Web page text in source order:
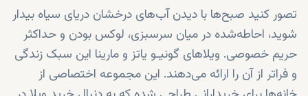
تصور کنید صبح‌ها با دیدن آب‌های درخشان دریای سیاه بیدار
شوید، احاطه‌شده در میان سرسبزی، لوکس بودن و حداکثر
حریم خصوصی. ویلاهای گونیـو یاتز و مارینا این سبک زندگی
و فراتر از آن را ارائه می‌دهند. این مجموعه اختصاصی از